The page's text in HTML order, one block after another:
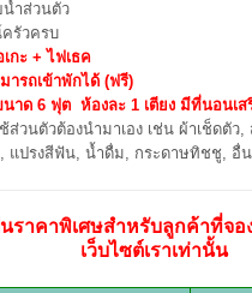
น้ำส่วนตัว
รัวครบ
เกะ + ไฟเธค
ารถเข้าพักได้ (ฟรี)
นาด 6 ฟุต ห้องละ 1 เตียง มีที่นอนเ
ช้ส่วนตัวต้องนำมาเอง เช่น ผ้าเช็ดตัว
แปรงสีฟัน, น้ำดื่ม, กระดาษทิชชู, อื่
ราคาพิเศษสำหรับลูกค้าที่จ
เว็บไซต์เราเท่านั้น